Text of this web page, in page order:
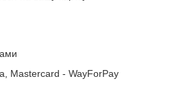
Mastercard - WayForPay